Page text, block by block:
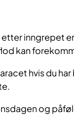
etter inngrepet
kan
hvis du
og